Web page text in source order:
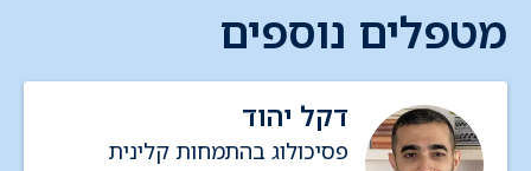
מטפלים נוספים
דקל יהוד
פסיכולוג בהתמחות קלינית